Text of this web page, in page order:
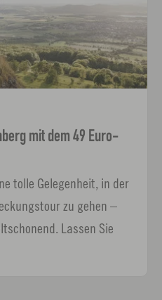
mit dem 49 Euro-
tolle Gelegenheit, in der
zu gehen –
Lassen Sie